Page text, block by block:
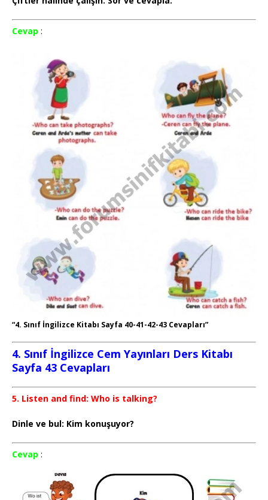
Cevap :
“4. Sınıf İngilizce Kitabı Sayfa 40-41-42-43 Cevapları”
4. Sınıf İngilizce Cem Yayınları Ders Kitabı
Sayfa 43 Cevapları
5. Listen and find: Who is talking?
Dinle ve bul: Kim konuşuyor?
Cevap :